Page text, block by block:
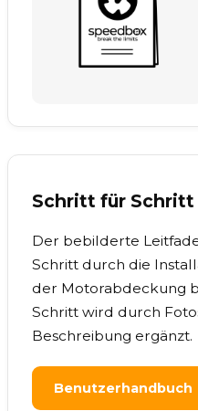
Schritt für Schritt
Der bebilderte
Schritt durch die
der Motorabdeckung
Schritt wird durch
Beschreibung ergänzt.
Benutzerhandbuch